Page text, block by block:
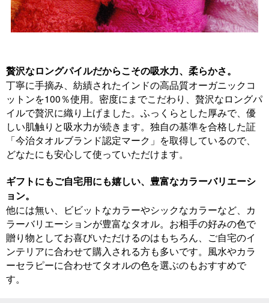
贅沢なロングパイルだからこその吸水力、柔らかさ。
丁寧に手摘み、紡績されたインドの高品質オーガニックコ
ットンを100％使用。密度にまでこだわり、贅沢なロングパ
イルで贅沢に織り上げました。ふっくらとした厚みで、優
しい肌触りと吸水力が続きます。独自の基準を合格した証
「今治タオルブランド認定マーク」を取得しているので、
どなたにも安心して使っていただけます。
ギフトにもご自宅用にも嬉しい、豊富なカラーバリエーシ
ョン。
他には無い、ビビットなカラーやシックなカラーなど、カ
ラーバリエーションが豊富なタオル。お相手の好みの色で
贈り物としてお喜びいただけるのはもちろん、ご自宅のイ
ンテリアに合わせて購入される方も多いです。風水やカラ
ーセラピーに合わせてタオルの色を選ぶのもおすすめで
す。